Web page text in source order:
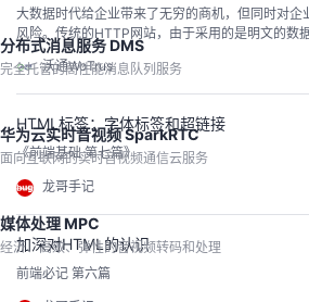
分布式消息服务 DMS
完全托管的高性能消息队列服务
华为云实时音视频 SparkRTC
面向互联网的实时音视频通信云服务
媒体处理 MPC
经济、高效、弹性的音视频转码和处理
大数据时代给企业带来了无穷的商机，但同时对企
风险。传统的HTTP网站，由于采用的是明文的数
此就存在数据被窃取的风险。当浏览器访问一个网
站的web服务器连接，在过去大多数网站都是通过
服务的，使用http，连接是不安全的，在浏览器和
沃通WoTrus
HTML标签：字体标签和超链接
《前端基础 第七篇》
龙哥手记
加深对HTML的认识
前端必记 第六篇